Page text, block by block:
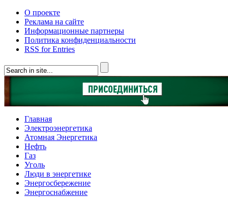
О проекте
Реклама на сайте
Информационные партнеры
Политика конфиденциальности
RSS for Entries
Главная
Электроэнергетика
Атомная Энергетика
Нефть
Газ
Уголь
Люди в энергетике
Энергосбережение
Энергоснабжение